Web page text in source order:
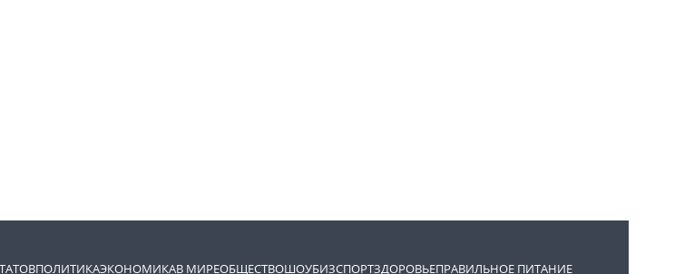
ПОЛИТИКАЭКОНОМИКАВ МИРЕОБЩЕСТВОШОУБИЗСПОРТЗДОРОВЬЕПРАВИЛЬНОЕ ПИТАНИЕ